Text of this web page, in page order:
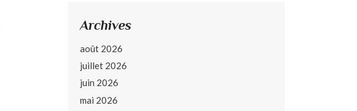
Archives
août 2026
juillet 2026
juin 2026
mai 2026